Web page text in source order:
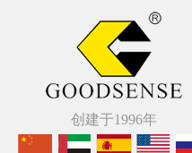
创建于1996年